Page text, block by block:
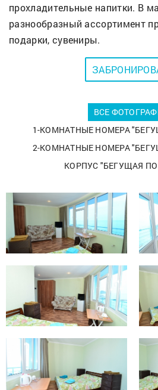
прохладительные напитки. В
разнообразный ассортимент
подарки, сувениры.
ВСЕ
1-КОМНАТНЫЕ НОМЕРА
2-КОМНАТНЫЕ НОМЕРА
КОРПУС "БЕГУЩАЯ